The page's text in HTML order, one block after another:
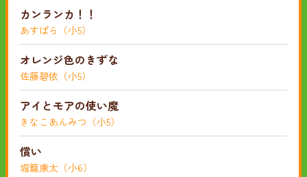
カンランカ！！
あすぱら（小5）
オレンジ色のきずな
佐藤碧依（小5）
アイとモアの使い魔
きなこあんみつ（小5）
償い
堀籠康太（小6）